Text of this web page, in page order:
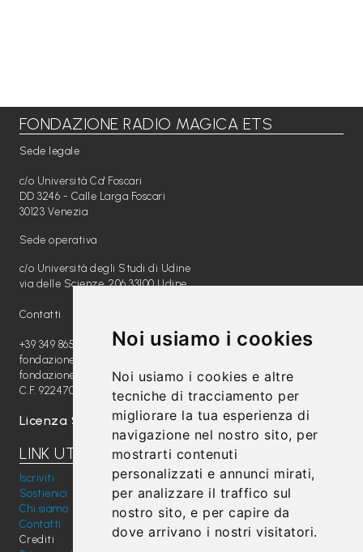
Noi usiamo i cookies
Noi usiamo i cookies e altre
tecniche di tracciamento per
migliorare la tua esperienza di
navigazione nel nostro sito, per
mostrarti contenuti
personalizzati e annunci mirati,
per analizzare il traffico sul
nostro sito, e per capire da
dove arrivano i nostri visitatori.
FONDAZIONE RADIO MAGICA ETS
Sede legale
c/o Università Ca' Foscari
DD 3246 - Calle Larga Foscari
30123 Venezia
Sede operativa
c/o Università degli Studi di Udine
via delle Scienze, 206 33100 Udine
Contatti
+39 349 8654789
fondazione@radiomagica.org
fondazioneradiomagica@pec.it
C.F. 92247020289
Licenza SIAE: 202100000612
LINK UTILI
Iscriviti
Sostienici
Chi siamo
Contatti
Crediti